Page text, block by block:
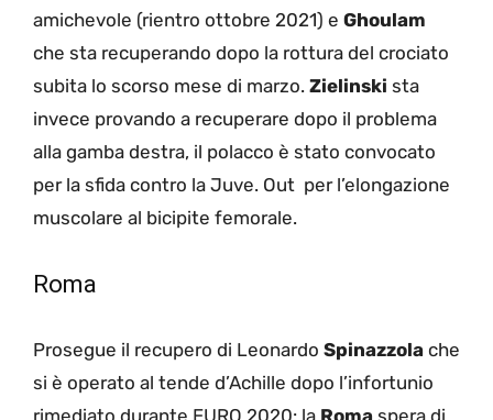
amichevole (rientro ottobre 2021) e Ghoulam
che sta recuperando dopo la rottura del crociato
subita lo scorso mese di marzo. Zielinski sta
invece provando a recuperare dopo il problema
alla gamba destra, il polacco è stato convocato
per la sfida contro la Juve. Out per l’elongazione
muscolare al bicipite femorale.
Roma
Prosegue il recupero di Leonardo Spinazzola che
si è operato al tende d’Achille dopo l’infortunio